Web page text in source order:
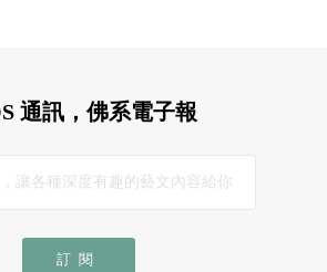
通訊，佛系電子報
訂閱